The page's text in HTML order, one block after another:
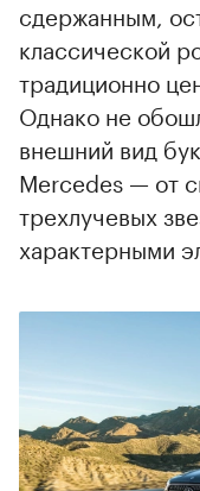
сдержанным,
классической
традиционно
Однако не
внешний вид
Mercedes — от
трехлучевых
характерными